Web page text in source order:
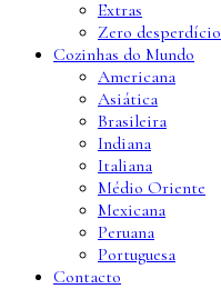
Extras
Zero desperdício
Cozinhas do Mundo
Americana
Asiática
Brasileira
Indiana
Italiana
Médio Oriente
Mexicana
Peruana
Portuguesa
Contacto